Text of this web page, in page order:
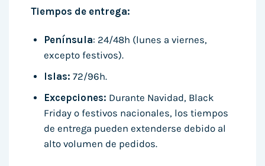
Tiempos de entrega:
Península: 24/48h (lunes a viernes,
excepto festivos).
Islas: 72/96h.
Excepciones: Durante Navidad, Black
Friday o festivos nacionales, los tiempos
de entrega pueden extenderse debido al
alto volumen de pedidos.